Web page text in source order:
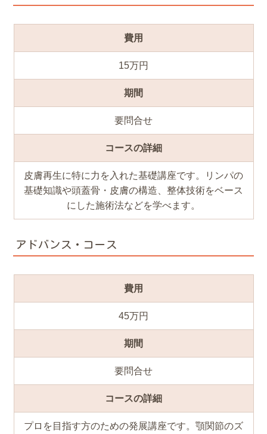
費用
15万円
期間
要問合せ
コースの詳細
皮膚再生に特に力を入れた基礎講座です。リンパの
基礎知識や頭蓋骨・皮膚の構造、整体技術をベース
にした施術法などを学べます。
アドバンス・コース
費用
45万円
期間
要問合せ
コースの詳細
プロを目指す方のための発展講座です。顎関節のズ